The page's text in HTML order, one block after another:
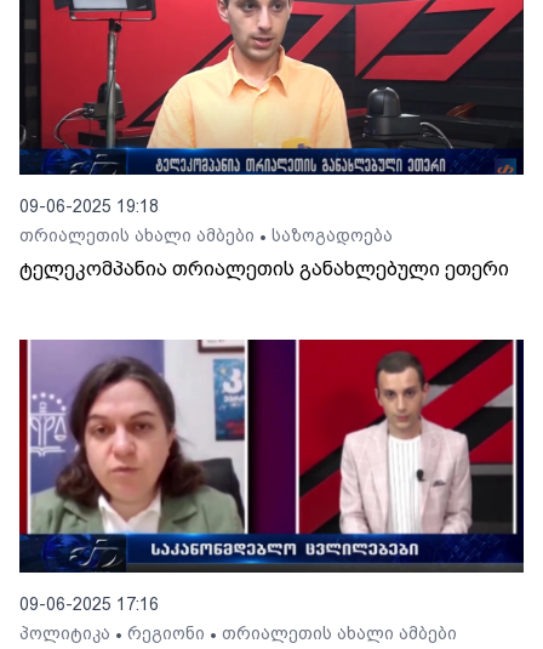
09-06-2025 19:18
თრიალეთის ახალი ამბები • საზოგადოება
ტელეკომპანია თრიალეთის განახლებული ეთერი
09-06-2025 17:16
პოლიტიკა • რეგიონი • თრიალეთის ახალი ამბები